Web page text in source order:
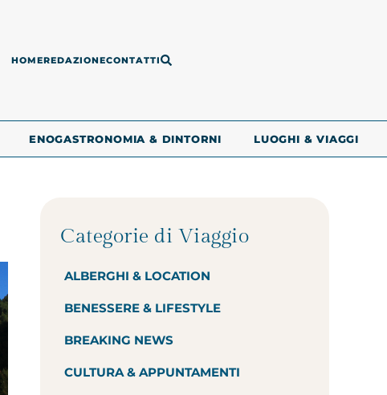
HOMEREDAZIONECONTATTI
ENOGASTRONOMIA & DINTORNI LUOGHI & VIAGGI
Categorie di Viaggio
ALBERGHI & LOCATION
BENESSERE & LIFESTYLE
BREAKING NEWS
CULTURA & APPUNTAMENTI